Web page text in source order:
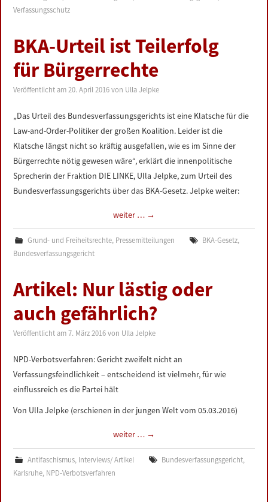
Verfassungsschutz
BKA-Urteil ist Teilerfolg
für Bürgerrechte
Veröffentlicht am20. April 2016 von Ulla Jelpke
„Das Urteil des Bundesverfassungsgerichts ist eine Klatsche für die
Law-and-Order-Politiker der großen Koalition. Leider ist die
Klatsche längst nicht so kräftig ausgefallen, wie es im Sinne der
Bürgerrechte nötig gewesen wäre“, erklärt die innenpolitische
Sprecherin der Fraktion DIE LINKE, Ulla Jelpke, zum Urteil des
Bundesverfassungsgerichts über das BKA-Gesetz. Jelpke weiter:
weiter … →
Grund- und Freiheitsrechte, Pressemitteilungen BKA-Gesetz,
Bundesverfassungsgericht
Artikel: Nur lästig oder
auch gefährlich?
Veröffentlicht am7. März 2016 von Ulla Jelpke
NPD-Verbotsverfahren: Gericht zweifelt nicht an
Verfassungsfeindlichkeit – ­entscheidend ist vielmehr, für wie
einflussreich es die Partei hält
Von Ulla Jelpke (erschienen in der jungen Welt vom 05.03.2016)
weiter … →
Antifaschismus, Interviews/ Artikel Bundesverfassungsgericht,
Karlsruhe, NPD-Verbotsverfahren